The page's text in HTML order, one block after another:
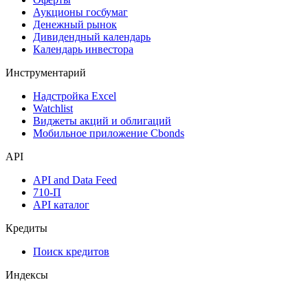
Аукционы госбумаг
Денежный рынок
Дивидендный календарь
Календарь инвестора
Инструментарий
Надстройка Excel
Watchlist
Виджеты акций и облигаций
Мобильное приложение Cbonds
API
API and Data Feed
710-П
API каталог
Кредиты
Поиск кредитов
Индексы